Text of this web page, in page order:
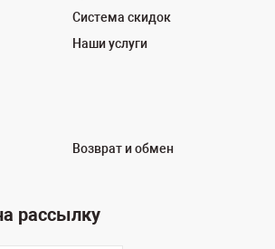
Система скидок
Наши услуги
Возврат и обмен
рассылку